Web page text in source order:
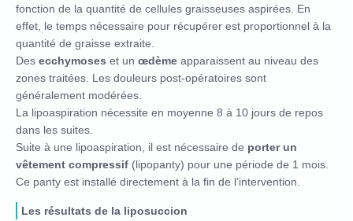
fonction de la quantité de cellules graisseuses aspirées. En
effet, le temps nécessaire pour récupérer est proportionnel à la
quantité de graisse extraite.
Des ecchymoses et un œdème apparaissent au niveau des
zones traitées. Les douleurs post-opératoires sont
généralement modérées.
La lipoaspiration nécessite en moyenne 8 à 10 jours de repos
dans les suites.
Suite à une lipoaspiration, il est nécessaire de porter un
vêtement compressif (lipopanty) pour une période de 1 mois.
Ce panty est installé directement à la fin de l’intervention.
Les résultats de la liposuccion